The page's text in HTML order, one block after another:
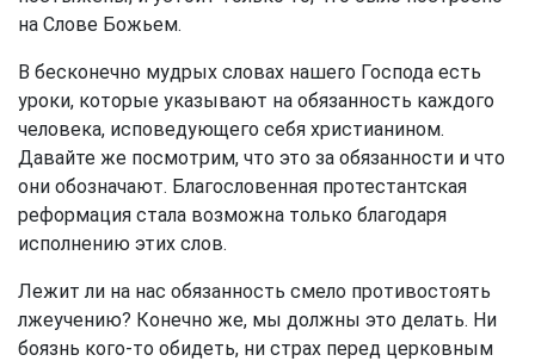
на Слове Божьем.
В бесконечно мудрых словах нашего Господа есть
уроки, которые указывают на обязанность каждого
человека, исповедующего себя христианином.
Давайте же посмотрим, что это за обязанности и что
они обозначают. Благословенная протестантская
реформация стала возможна только благодаря
исполнению этих слов.
Лежит ли на нас обязанность смело противостоять
лжеучению? Конечно же, мы должны это делать. Ни
боязнь кого-то обидеть, ни страх перед церковным